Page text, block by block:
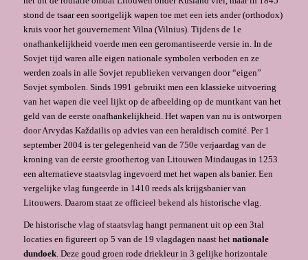
stond de tsaar een soortgelijk wapen toe met een iets ander (orthodox)
kruis voor het gouvernement Vilna (Vilnius). Tijdens de 1e
onafhankelijkheid voerde men een geromantiseerde versie in. In de
Sovjet tijd waren alle eigen nationale symbolen verboden en ze
werden zoals in alle Sovjet republieken vervangen door “eigen”
Sovjet symbolen. Sinds 1991 gebruikt men een klassieke uitvoering
van het wapen die veel lijkt op de afbeelding op de muntkant van het
geld van de eerste onafhankelijkheid. Het wapen van nu is ontworpen
door Arvydas Každailis op advies van een heraldisch comité. Per 1
september 2004 is ter gelegenheid van de 750e verjaardag van de
kroning van de eerste groothertog van Litouwen Mindaugas in 1253
een alternatieve staatsvlag ingevoerd met het wapen als banier. Een
vergelijke vlag fungeerde in 1410 reeds als krijgsbanier van
Litouwers. Daarom staat ze officieel bekend als historische vlag.
De historische vlag of staatsvlag hangt permanent uit op een 3tal
locaties en figureert op 5 van de 19 vlagdagen naast het nationale
dundoek. Deze goud groen rode driekleur in 3 gelijke horizontale